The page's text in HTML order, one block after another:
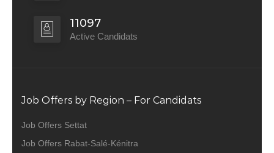
11097
Active Candidats
Job Offers by Region – For Candidats
Job Offers Settat
Job Offers Rabat-Salé-Kénitra